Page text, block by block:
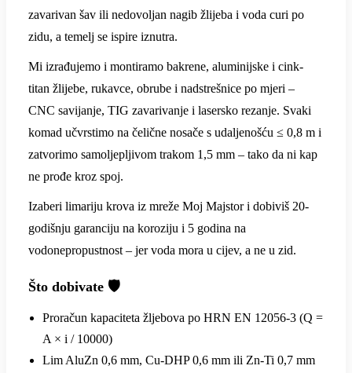
zavarivan šav ili nedovoljan nagib žlijeba i voda curi po
zidu, a temelj se ispire iznutra.
Mi izrađujemo i montiramo bakrene, aluminijske i cink-
titan žlijebe, rukavce, obrube i nadstrešnice po mjeri –
CNC savijanje, TIG zavarivanje i lasersko rezanje. Svaki
komad učvrstimo na čelične nosače s udaljenošću ≤ 0,8 m i
zatvorimo samoljepljivom trakom 1,5 mm – tako da ni kap
ne prođe kroz spoj.
Izaberi limariju krova iz mreže Moj Majstor i dobiviš 20-
godišnju garanciju na koroziju i 5 godina na
vodonepropustnost – jer voda mora u cijev, a ne u zid.
Što dobivate 🛡️
Proračun kapaciteta žljebova po HRN EN 12056-3 (Q =
A × i / 10000)
Lim AluZn 0,6 mm, Cu-DHP 0,6 mm ili Zn-Ti 0,7 mm